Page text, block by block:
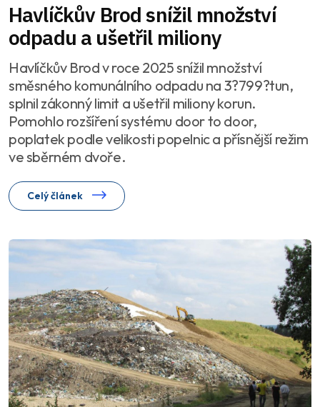
Havlíčkův Brod snížil množství
odpadu a ušetřil miliony
Havlíčkův Brod v roce 2025 snížil množství
směsného komunálního odpadu na 3?799?tun,
splnil zákonný limit a ušetřil miliony korun.
Pomohlo rozšíření systému door to door,
poplatek podle velikosti popelnic a přísnější režim
ve sběrném dvoře.
Celý článek